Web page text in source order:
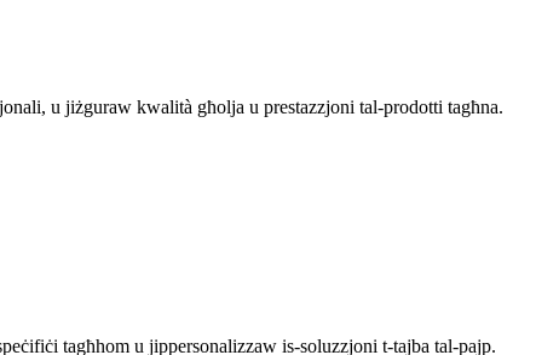
u jiżguraw kwalità għolja u prestazzjoni tal-prodotti tagħna.
tagħhom u jippersonalizzaw is-soluzzjoni t-tajba tal-pajp.